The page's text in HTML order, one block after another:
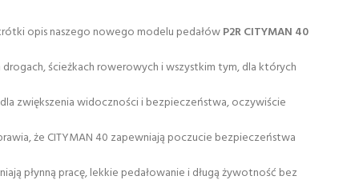
opis naszego nowego modelu pedałówP2R CITYMAN 40
ścieżkach rowerowych i wszystkim tym, dla których
zwiększenia widoczności i bezpieczeństwa, oczywiście
że ​​CITYMAN 40 zapewniają poczucie bezpieczeństwa
płynną pracę, lekkie pedałowanie i długą żywotność bez